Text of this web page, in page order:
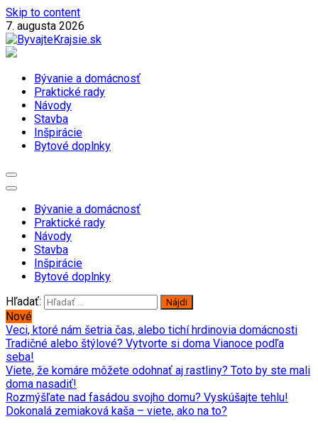
Skip to content
7. augusta 2026
ByvajteKrajsie.sk
Magazín o bývaní a domácnosti
Bývanie a domácnosť
Praktické rady
Návody
Stavba
Inšpirácie
Bytové doplnky
Bývanie a domácnosť
Praktické rady
Návody
Stavba
Inšpirácie
Bytové doplnky
Hľadať:
Nové
Veci, ktoré nám šetria čas, alebo tichí hrdinovia domácnosti
Tradičné alebo štýlové? Vytvorte si doma Vianoce podľa
seba!
Viete, že komáre môžete odohnať aj rastliny? Toto by ste mali
doma nasadiť!
Rozmýšľate nad fasádou svojho domu? Vyskúšajte tehlu!
Dokonalá zemiaková kaša – viete, ako na to?